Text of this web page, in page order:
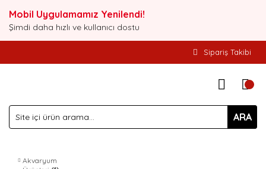
Mobil Uygulamamız Yenilendi!
Şimdi daha hızlı ve kullanıcı dostu
Sipariş Takibi
ARA
Akvaryum